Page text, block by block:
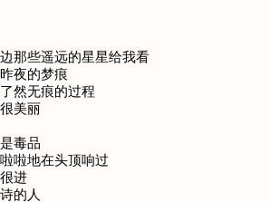
那些遥远的星星给我看
夜的梦痕
然无痕的过程
美丽
毒品
啦地在头顶响过
进
的人